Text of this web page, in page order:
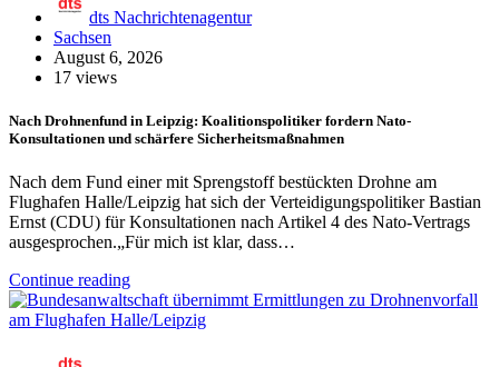
dts Nachrichtenagentur
Sachsen
August 6, 2026
17 views
Nach Drohnenfund in Leipzig: Koalitionspolitiker fordern Nato-
Konsultationen und schärfere Sicherheitsmaßnahmen
Nach dem Fund einer mit Sprengstoff bestückten Drohne am
Flughafen Halle/Leipzig hat sich der Verteidigungspolitiker Bastian
Ernst (CDU) für Konsultationen nach Artikel 4 des Nato-Vertrags
ausgesprochen.„Für mich ist klar, dass…
Continue reading